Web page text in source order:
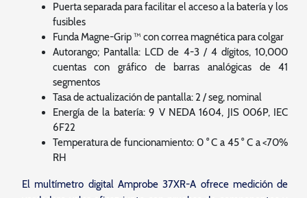
Puerta separada para facilitar el acceso a la batería y los
fusibles
Funda Magne-Grip ™ con correa magnética para colgar
Autorango; Pantalla: LCD de 4-3 / 4 dígitos, 10,000
cuentas con gráfico de barras analógicas de 41
segmentos
Tasa de actualización de pantalla: 2 / seg, nominal
Energía de la batería: 9 V NEDA 1604, JIS 006P, IEC
6F22
Temperatura de funcionamiento: 0 ° C a 45 ° C a <70%
RH
El multímetro digital Amprobe 37XR-A ofrece medición de